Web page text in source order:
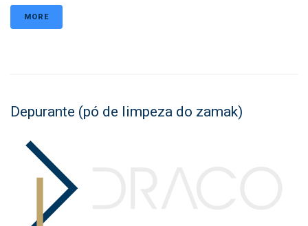
MORE
Depurante (pó de limpeza do zamak)